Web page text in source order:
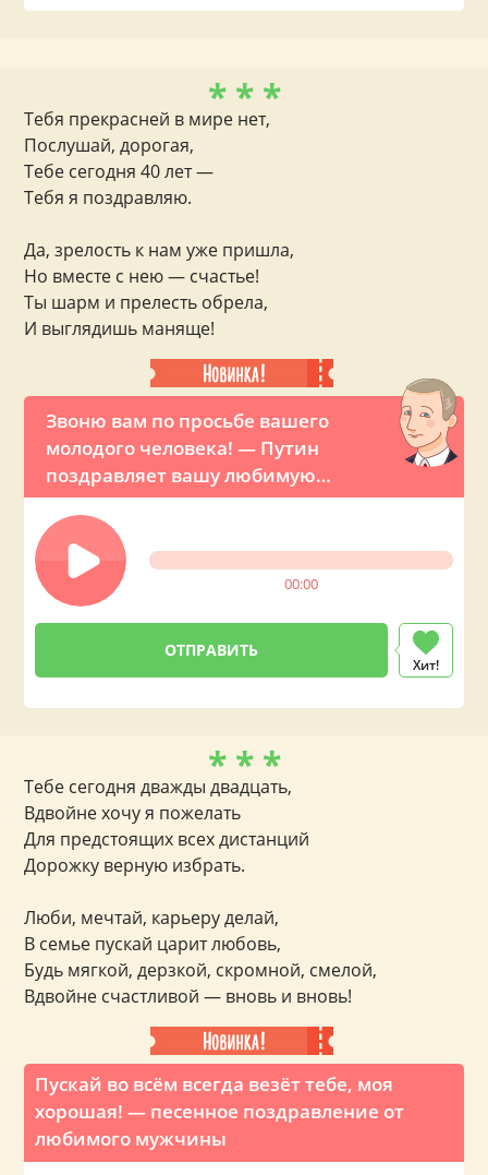
Звоню вам по просьбе вашего
молодого человека! — Путин
поздравляет вашу любимую
девушку с Днем рождения по
телефону
00:00
Хит!
* * *
Тебя прекрасней в мире нет,
Послушай, дорогая,
Тебе сегодня 40 лет —
Тебя я поздравляю.
Да, зрелость к нам уже пришла,
Но вместе с нею — счастье!
Ты шарм и прелесть обрела,
И выглядишь маняще!
Пускай во всём всегда везёт тебе, моя
хорошая! — песенное поздравление от
любимого мужчины
* * *
Тебе сегодня дважды двадцать,
Вдвойне хочу я пожелать
Для предстоящих всех дистанций
Дорожку верную избрать.
Люби, мечтай, карьеру делай,
В семье пускай царит любовь,
Будь мягкой, дерзкой, скромной, смелой,
Вдвойне счастливой — вновь и вновь!